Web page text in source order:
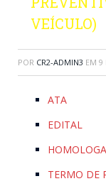
VEÍCULO)
POR CR2-ADMIN3 EM 9
ATA
EDITAL
TERMO DE